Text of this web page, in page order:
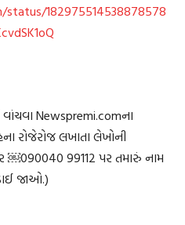
182975514538878578
Newspremi.comના
રોજેરોજ લખાતા લેખોની
99112⁩ પર તમારું નામ
જાઓ.)